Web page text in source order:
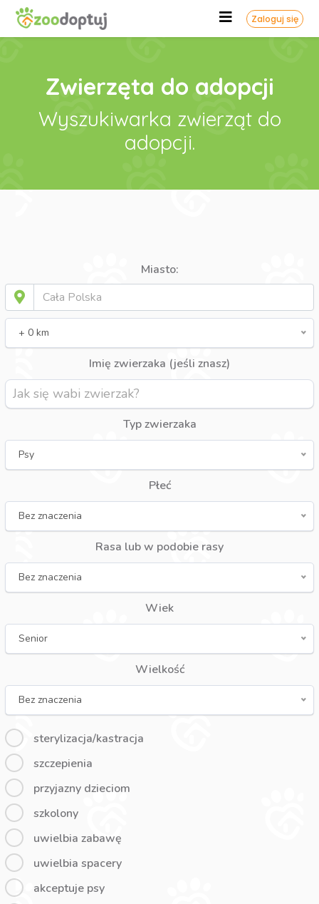
Zaloguj się
Zwierzęta do adopcji
Wyszukiwarka zwierząt do
adopcji.
Miasto:
+ 0 km
Imię zwierzaka (jeśli znasz)
Typ zwierzaka
Psy
Płeć
Bez znaczenia
Rasa lub w podobie rasy
Bez znaczenia
Wiek
Senior
Wielkość
Bez znaczenia
sterylizacja/kastracja
szczepienia
przyjazny dzieciom
szkolony
uwielbia zabawę
uwielbia spacery
akceptuje psy